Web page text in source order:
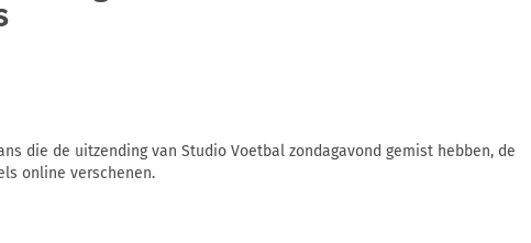
die de uitzending van Studio Voetbal zondagavond gemist hebben, de
online verschenen.